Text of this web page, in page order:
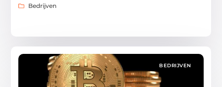
Bedrijven
BEDRIJVEN